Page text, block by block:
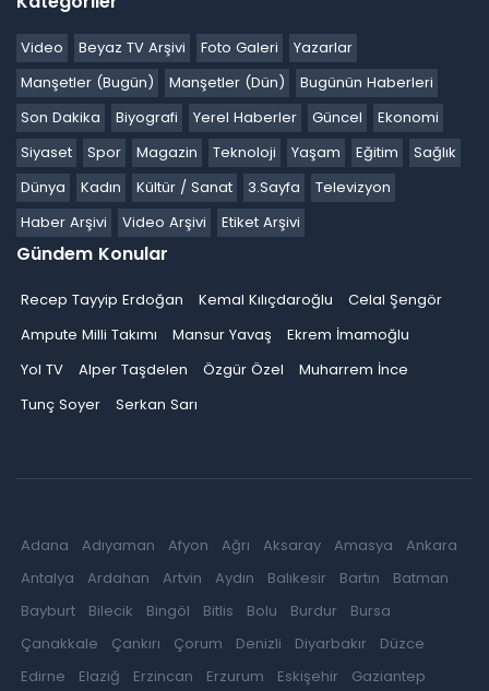
Video Beyaz TV Arşivi Foto Galeri
Yazarlar
Manşetler (Bugün)
Manşetler (Dün)
Bugünün Haberleri
Son Dakika
Biyografi Yerel Haberler Güncel
Ekonomi
Siyaset
Spor Magazin Teknoloji Yaşam Eğitim
Sağlık
Dünya
Kadın Kültür / Sanat 3.Sayfa
Televizyon
Haber Arşivi
Video Arşivi Etiket Arşivi
Gündem Konular
Recep Tayyip Erdoğan Kemal Kılıçdaroğlu
Celal Şengör
Ampute Milli Takımı
Mansur Yavaş
Ekrem İmamoğlu
Yol TV
Alper Taşdelen Özgür Özel
Muharrem İnce
Tunç Soyer
Serkan Sarı
Adana Adıyaman Afyon Ağrı Aksaray Amasya
Ankara
Antalya
Ardahan Artvin Aydın Balıkesir Bartın
Batman
Bayburt
Bilecik Bingöl Bitlis Bolu Burdur
Bursa
Çanakkale
Çankırı Çorum Denizli Diyarbakır
Düzce
Edirne
Elazığ Erzincan Erzurum Eskişehir
Gaziantep